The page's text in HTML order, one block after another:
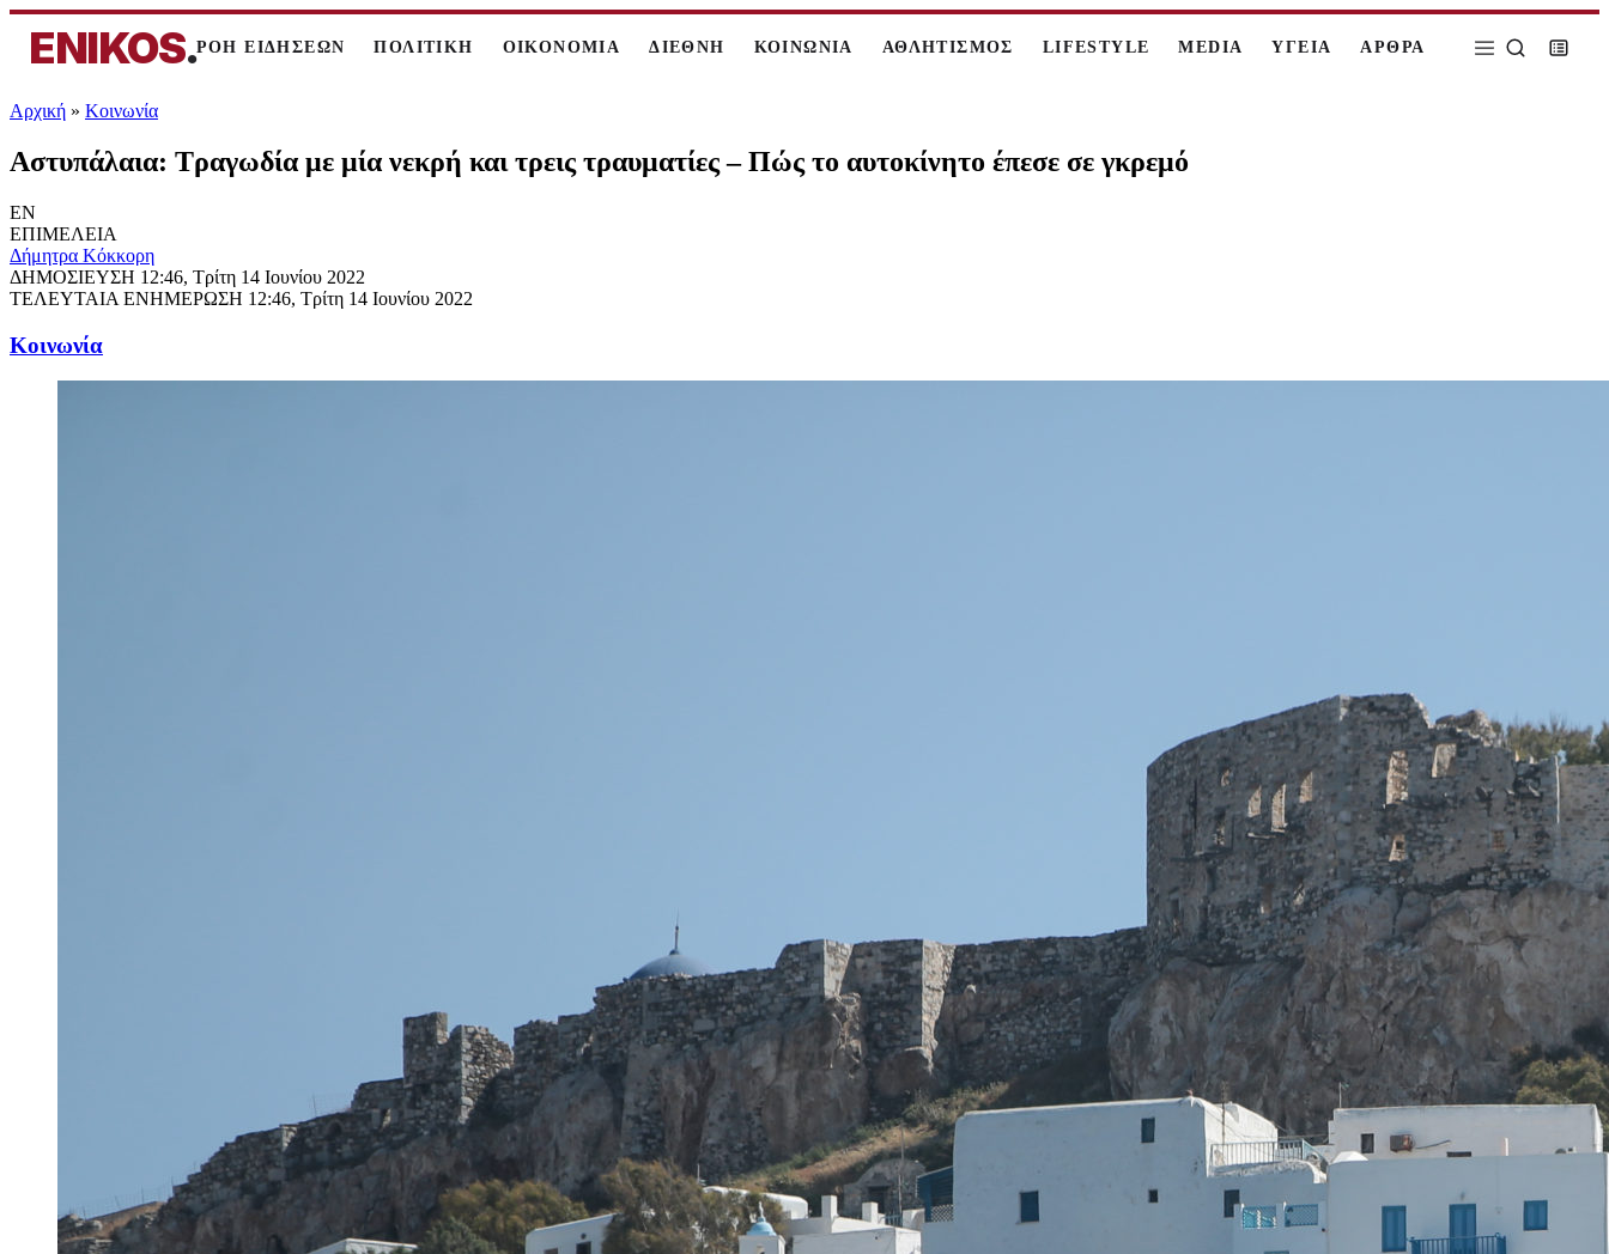
ENIKOS.ΡΟΗ ΕΙΔΗΣΕΩΝ ΠΟΛΙΤΙΚΗ ΟΙΚΟΝΟΜΙΑ ΔΙΕΘΝΗ ΚΟΙΝΩΝΙΑ ΑΘΛΗΤΙΣΜΟΣ LIFESTYLE MEDIA ΥΓΕΙΑ ΑΡΘΡΑ
Αρχική » Κοινωνία
Αστυπάλαια: Τραγωδία με μία νεκρή και τρεις τραυματίες – Πώς το αυτοκίνητο έπεσε σε γκρεμό
EN
ΕΠΙΜΕΛΕΙΑ
Δήμητρα Κόκκορη
ΔΗΜΟΣΙΕΥΣΗ 12:46, Τρίτη 14 Ιουνίου 2022
ΤΕΛΕΥΤΑΙΑ ΕΝΗΜΕΡΩΣΗ 12:46, Τρίτη 14 Ιουνίου 2022
Κοινωνία